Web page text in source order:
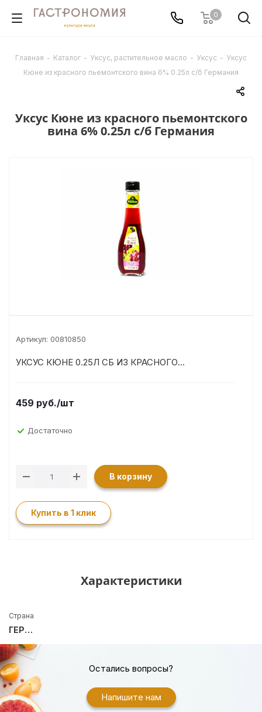
0
Главная - Каталог - Уксус, растительное масло - Уксус - Уксус
Кюне из красного пьемонтского вина 6% 0.25л с/б Германия
Уксус Кюне из красного пьемонтского
вина 6% 0.25л с/б Германия
Артикул: 00810850
УКСУС КЮНЕ 0.25Л СБ ИЗ КРАСНОГО...
459 руб./шт
Достаточно
В корзину
Купить в 1 клик
Характеристики
Страна
ГЕРМАНИЯ
Остались вопросы?
Напишите нам